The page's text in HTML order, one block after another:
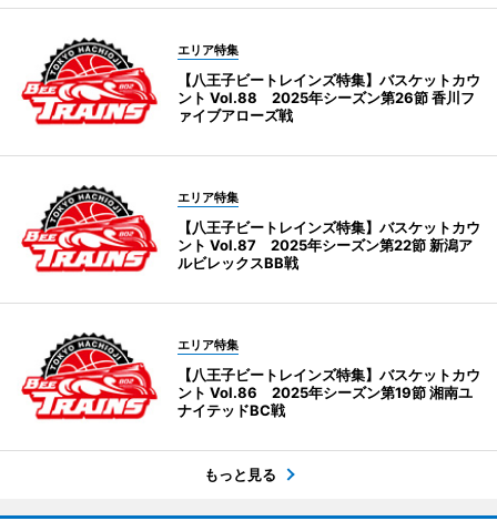
エリア特集
【八王子ビートレインズ特集】バスケットカウ
ント Vol.88 2025年シーズン第26節 香川フ
ァイブアローズ戦
エリア特集
【八王子ビートレインズ特集】バスケットカウ
ント Vol.87 2025年シーズン第22節 新潟ア
ルビレックスBB戦
エリア特集
【八王子ビートレインズ特集】バスケットカウ
ント Vol.86 2025年シーズン第19節 湘南ユ
ナイテッドBC戦
もっと見る